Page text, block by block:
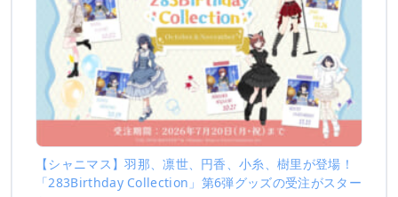
【シャニマス】羽那、凛世、円香、小糸、樹里が登場！
「283Birthday Collection」第6弾グッズの受注がスター